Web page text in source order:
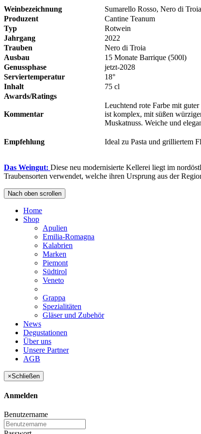
Weinbezeichnung
Sumarello Rosso, Nero di
Produzent
Cantine Teanum
Typ
Rotwein
Jahrgang
2022
Trauben
Nero di Troia
Ausbau
15 Monate Barrique (500l)
Genussphase
jetzt-2028
Serviertemperatur
18°
Inhalt
75 cl
Awards/Ratings
Kommentar
Leuchtend rote Farbe mit
ist komplex, mit süßen
Muskatnuss. Weiche und
Empfehlung Ideal zu Pasta und grilliertem
Das Weingut: Diese neu modernisierte Kellerei liegt im
Traubensorten verwendet, welche ihren Ursprung aus der
Nach oben scrollen
Home
Shop
Apulien
Emilia-Romagna
Kalabrien
Marken
Piemont
Südtirol
Veneto
Grappa
Spezialitäten
Gläser und Zubehör
News
Degustationen
Über uns
Unsere Partner
AGB
×Schließen
Anmelden
Benutzername